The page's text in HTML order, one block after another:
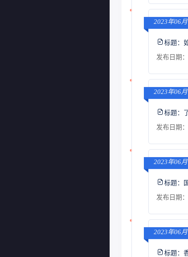
2023年06月
标题：
发布日期
2023年06月
标题：
发布日期
2023年06月
标题：
发布日期
2023年06月
标题：